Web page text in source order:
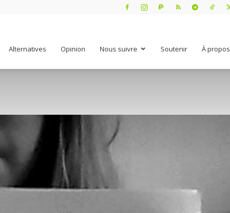
Alternatives Opinion Nous suivre Soutenir À propos